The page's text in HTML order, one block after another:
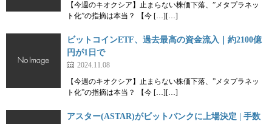
【今週のキオクシア】止まらない株価下落、”メタプラネッ
ト化”の指摘は本当？ 【今 […][…]
ビットコインETF、過去最高の資金流入｜約2100億
円が1日で
2024.11.08
【今週のキオクシア】止まらない株価下落、”メタプラネッ
ト化”の指摘は本当？ 【今 […][…]
アスター(ASTAR)がビットバンクに上場決定 | 手数